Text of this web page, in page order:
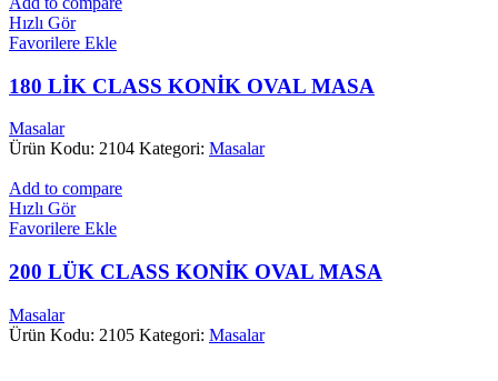
Hızlı Gör
Favorilere Ekle
180 LİK CLASS KONİK OVAL MASA
Masalar
Ürün Kodu: 2104 Kategori: Masalar
Add to compare
Hızlı Gör
Favorilere Ekle
200 LÜK CLASS KONİK OVAL MASA
Masalar
Ürün Kodu: 2105 Kategori: Masalar